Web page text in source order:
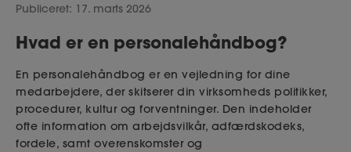
Dokumenter.dk
Publiceret: 17. marts 2026
Hvad er en personalehåndbog?
En personalehåndbog er en vejledning for dine
medarbejdere, der skitserer din virksomheds politikker,
procedurer, kultur og forventninger. Den indeholder
ofte information om arbejdsvilkår, adfærdskodeks,
fordele, samt overenskomster og